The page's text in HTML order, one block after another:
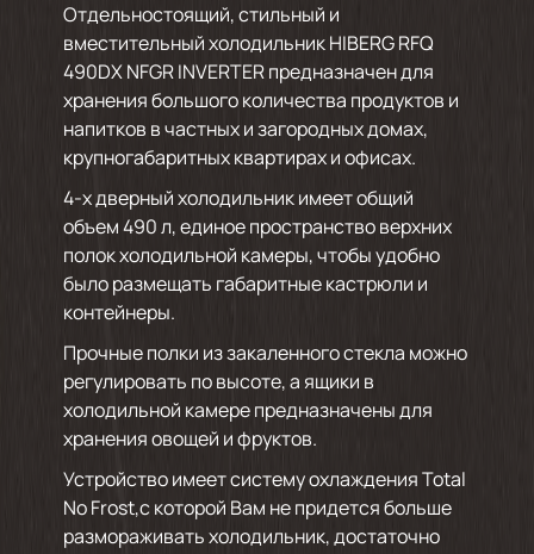
Отдельностоящий, стильный и
вместительный холодильник HIBERG RFQ
490DX NFGR INVERTER предназначен для
хранения большого количества продуктов и
напитков в частных и загородных домах,
крупногабаритных квартирах и офисах.
4-х дверный холодильник имеет общий
объем 490 л, единое пространство верхних
полок холодильной камеры, чтобы удобно
было размещать габаритные кастрюли и
контейнеры.
Прочные полки из закаленного стекла можно
регулировать по высоте, а ящики в
холодильной камере предназначены для
хранения овощей и фруктов.
Устройство имеет систему охлаждения Total
No Frost,с которой Вам не придется больше
размораживать холодильник, достаточно